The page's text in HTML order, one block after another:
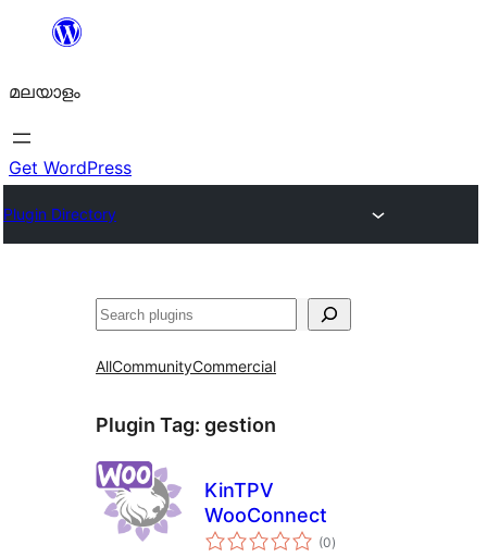
ഉള്ളടക്കത്തിലേക്ക്
മലയാളം
Get WordPress
Plugin Directory
തിരയുക
AllCommunityCommercial
Plugin Tag: gestion
KinTPV
WooConnect
(0total
ratings
)